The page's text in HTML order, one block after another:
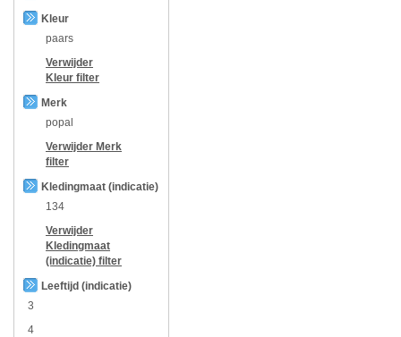
Kleur
paars
Verwijder
Kleur filter
Merk
popal
Verwijder Merk
filter
Kledingmaat (indicatie)
134
Verwijder
Kledingmaat
(indicatie) filter
Leeftijd (indicatie)
3
4